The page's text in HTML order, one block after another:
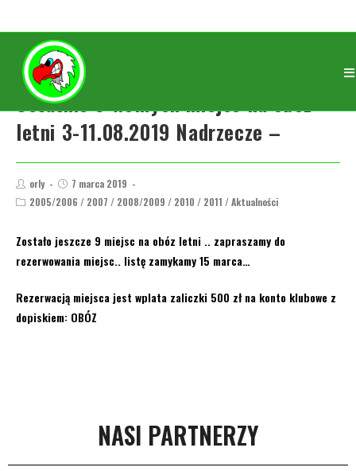
Ostatnie 9 wolnych miejsc na obóz
letni 3-11.08.2019 Nadrzecze –
orly
7 marca 2019
2005/2006 / 2007 / 2008/2009 / 2010 / 2011 /Aktualności
Zostało jeszcze 9 miejsc na obóz letni .. zapraszamy do
rezerwowania miejsc.. listę zamykamy 15 marca…
Rezerwacją miejsca jest wplata zaliczki 500 zł na konto klubowe z
dopiskiem: OBÓZ
NASI PARTNERZY